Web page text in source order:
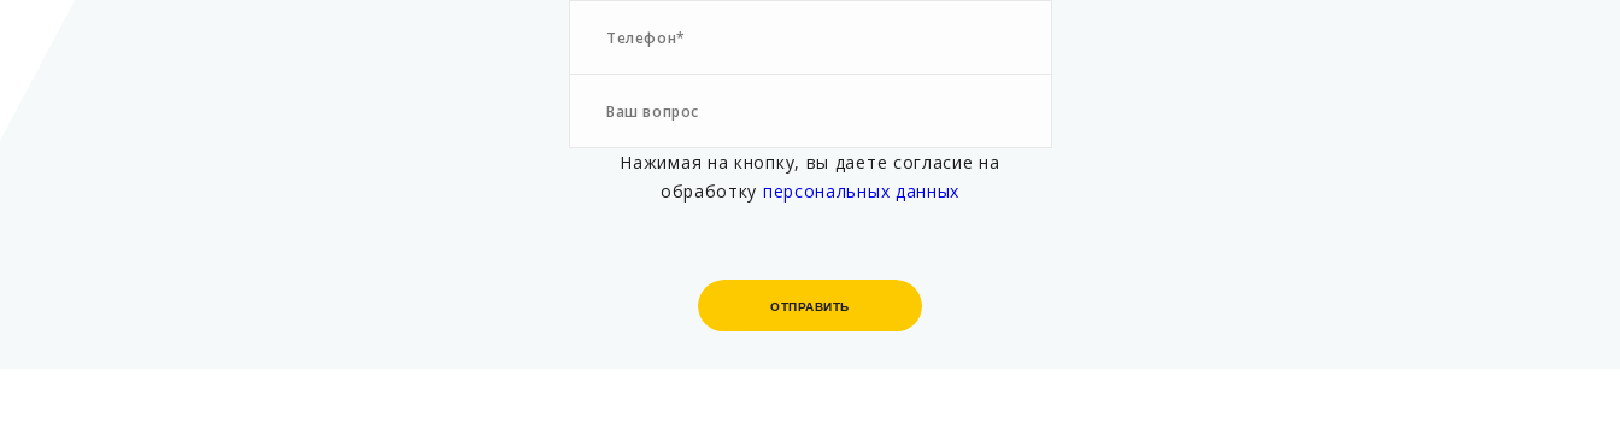
Нажимая на кнопку, вы даете согласие на
обработку персональных данных
ОТПРАВИТЬ
ОТПРАВИТЬ